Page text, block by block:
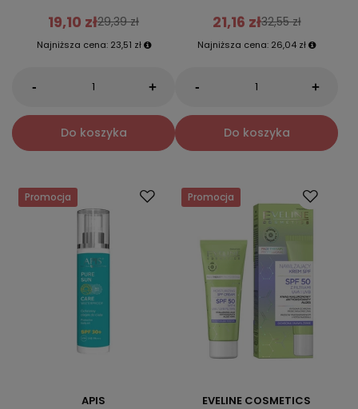
19,10 zł29,39 zł
Najniższa cena: 23,51 zł
- +
Do koszyka
21,16 zł32,55 zł
Najniższa cena: 26,04 zł
- +
Do koszyka
Promocja
APIS
Promocja
EVELINE COSMETICS